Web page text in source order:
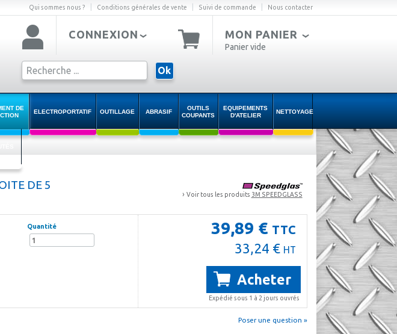
Qui sommes nous ? Conditions générales de vente Suivi de commande Nous contacter
CONNEXION MON PANIER
Panier vide
Ok
DE
ELECTROPORTATIF OUTILLAGE ABRASIF
OUTILS
COUPANTS
EQUIPEMENTS
D'ATELIER
NETTOYAGE
› Voir tous les produits 3M SPEEDGLASS
DE 5
39,89 € TTC
33,24 € HT
Acheter
Expédié sous 1 à 2 jours ouvrés
Quantité
Poser une question »